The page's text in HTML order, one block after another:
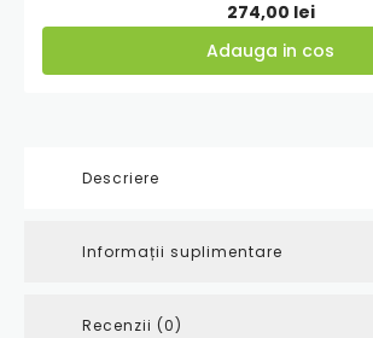
274,00 lei
Adauga in cos
Descriere
Informații suplimentare
Recenzii (0)